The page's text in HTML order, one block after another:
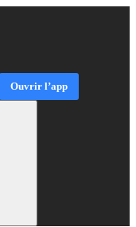
Ouvrir l’app